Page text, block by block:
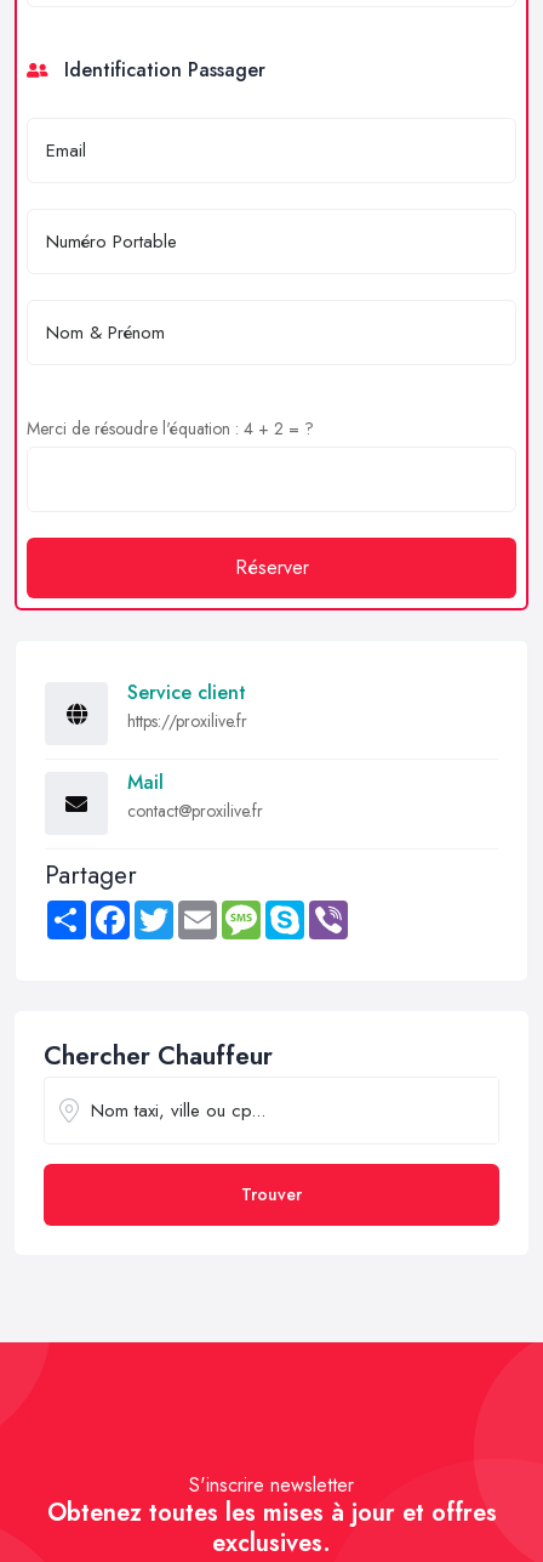
Identification Passager
Merci de résoudre l'équation : 4 + 2 = ?
Réserver
Service client
https://proxilive.fr
Mail
contact@proxilive.fr
Partager
Share FacebookTwitter Email MessageSkype
Chercher Chauffeur
Trouver
S'inscrire newsletter
Obtenez toutes les mises à jour et offres
exclusives.